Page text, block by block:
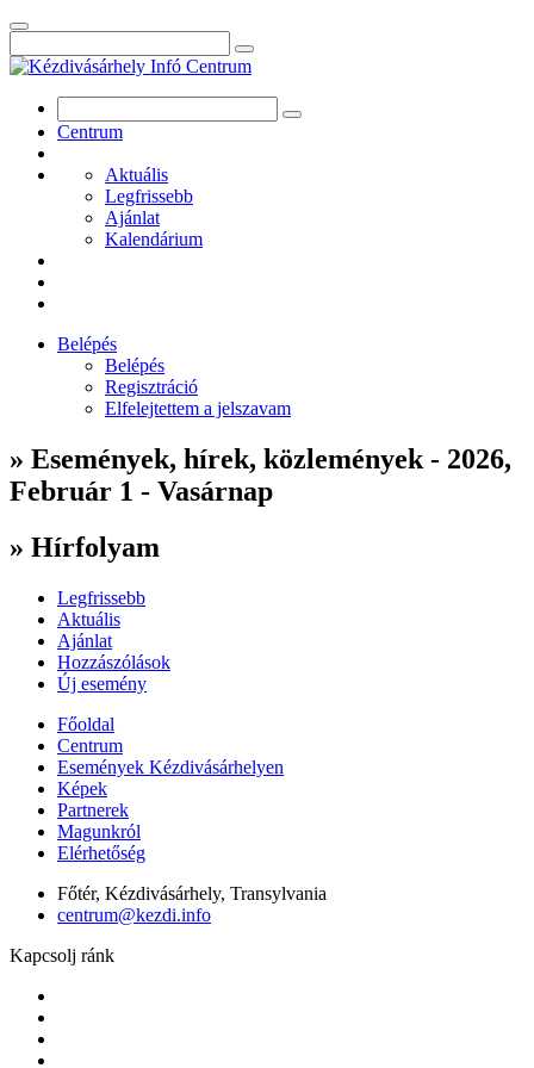
Centrum
Aktuális
Legfrissebb
Ajánlat
Kalendárium
Belépés
Belépés
Regisztráció
Elfelejtettem a jelszavam
» Események, hírek, közlemények - 2026,
Február 1 - Vasárnap
» Hírfolyam
Legfrissebb
Aktuális
Ajánlat
Hozzászólások
Új esemény
Főoldal
Centrum
Események Kézdivásárhelyen
Képek
Partnerek
Magunkról
Elérhetőség
Főtér, Kézdivásárhely, Transylvania
centrum@kezdi.info
Kapcsolj ránk